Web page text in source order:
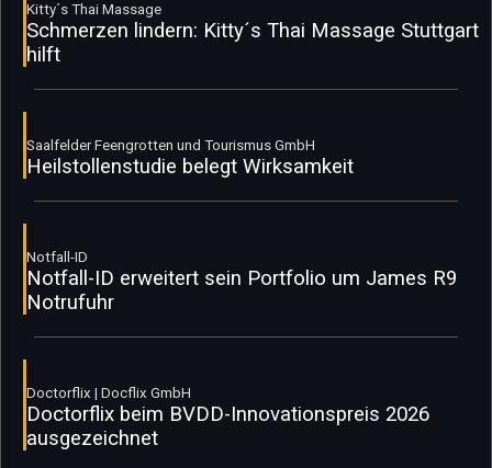
Kitty´s Thai Massage
Schmerzen lindern: Kitty´s Thai Massage Stuttgart
hilft
Saalfelder Feengrotten und Tourismus GmbH
Heilstollenstudie belegt Wirksamkeit
Notfall-ID
Notfall-ID erweitert sein Portfolio um James R9
Notrufuhr
Doctorflix | Docflix GmbH
Doctorflix beim BVDD-Innovationspreis 2026
ausgezeichnet